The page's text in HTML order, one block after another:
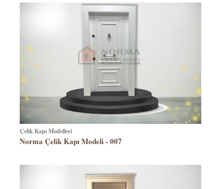
Çelik Kapı Modelleri
Norma Çelik Kapı Modeli - 007